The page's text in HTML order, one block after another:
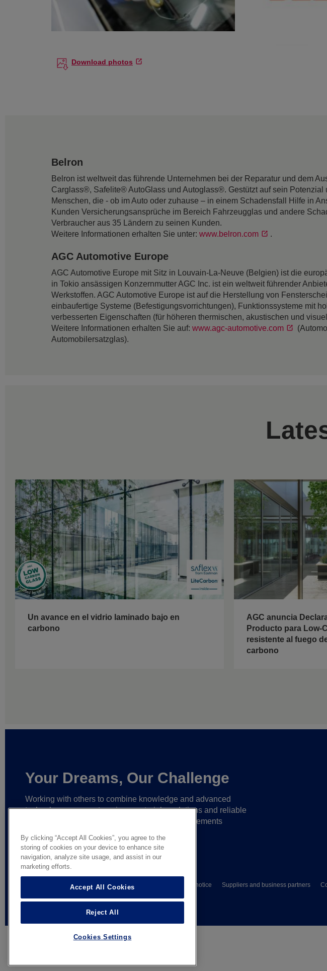
Download photos
Belron
Belron ist weltweit das führende Unternehmen bei der Reparatur und dem
Carglass®, Safelite® AutoGlass und Autoglass®. Gestützt auf sein
Menschen, die - ob im Auto oder zuhause – in einem Schadensfall Hilfe in
Kunden Versicherungsansprüche im Bereich Fahrzeugglas und andere
Verbraucher aus 35 Ländern zu seinen Kunden.
Weitere Informationen erhalten Sie unter: www.belron.com .
AGC Automotive Europe
AGC Automotive Europe mit Sitz in Louvain-La-Neuve (Belgien) ist die
in Tokio ansässigen Konzernmutter AGC Inc. ist ein weltweit führender
Werkstoffen. AGC Automotive Europe ist auf die Herstellung von
einbaufertige Systeme (Befestigungsvorrichtungen), Funktionssysteme mit
verbesserten Eigenschaften (für höheren thermischen, akustischen und
Weitere Informationen erhalten Sie auf: www.agc-automotive.com
Automobilersatzglas).
Un avance en el vidrio laminado bajo en
carbono
AGC anuncia
Producto para Low-
resistente al fuego
carbono
Your Dreams, Our Challenge
Working with others to combine knowledge and advanced
technology,we create unique materials, solutions and reliable
that help make ever greater achievements
© AGC Glass Europe 2026 Wettelijke informatie Privacy notice Suppliers and business partners
General terms of sale
By clicking “Accept All Cookies”, you agree to the
storing of cookies on your device to enhance site
navigation, analyze site usage, and assist in our
marketing efforts.
Accept All Cookies
Reject All
Cookies Settings